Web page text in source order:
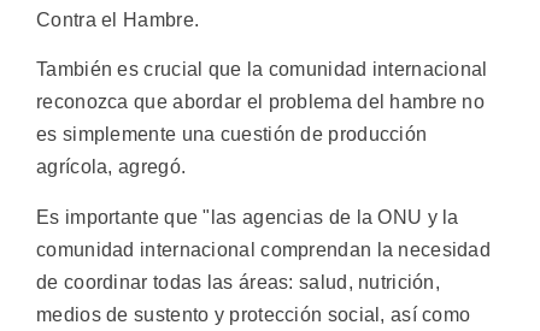
Contra el Hambre.
También es crucial que la comunidad internacional
reconozca que abordar el problema del hambre no
es simplemente una cuestión de producción
agrícola, agregó.
Es importante que "las agencias de la ONU y la
comunidad internacional comprendan la necesidad
de coordinar todas las áreas: salud, nutrición,
medios de sustento y protección social, así como